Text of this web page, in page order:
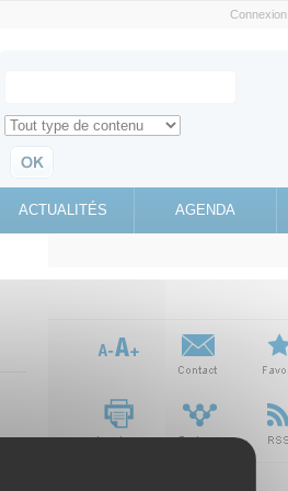
Connexion
Search for
Retrouvez toute l'information sur le site education.gouv.fr
ACTUALITÉS AGENDA